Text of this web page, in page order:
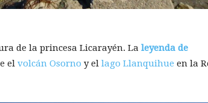
de la princesa Licarayén. La leyenda de
el volcán Osorno y el lago Llanquihue en la